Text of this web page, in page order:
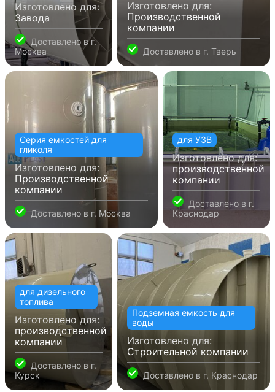
Изготовлено для:
Завода
Доставлено вг.
Москва
Изготовлено для:
Производственной
компании
Доставлено в г. Тверь
Серия емкостей для
гликоля
Изготовлено для:
Производственной
компании
Доставлено в г. Москва
для УЗВ
Изготовлено для:
производственной
компании
Доставлено в г.
Краснодар
для дизельного
топлива
Изготовлено для:
производственной
компании
Доставлено в г.
Курск
Подземная емкость для
воды
Изготовлено для:
Строительной компании
Доставлено в г. Краснодар